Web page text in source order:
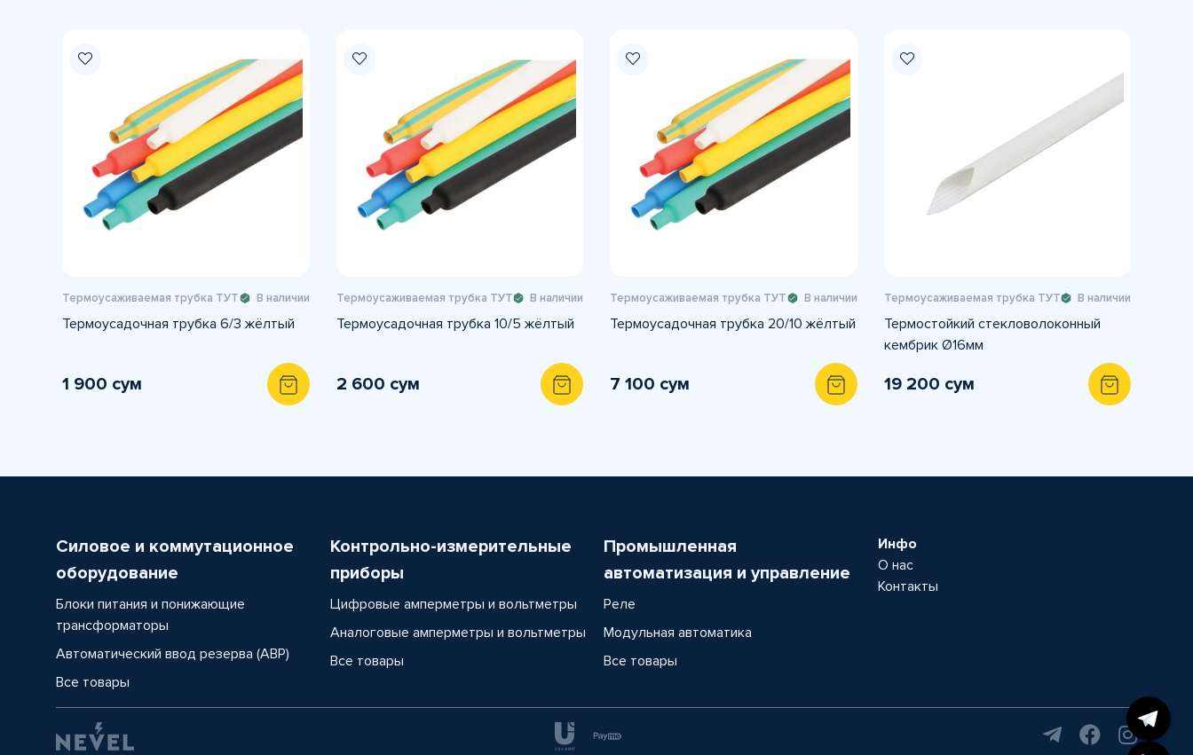
Термоусаживаемая трубка ТУТ В наличии
Термоусадочная трубка 6/3 жёлтый
1 900 сум
Термоусаживаемая трубка ТУТ В наличии
Термоусадочная трубка 10/5 жёлтый
2 600 сум
Термоусаживаемая трубка ТУТ В наличии
Термоусадочная трубка 20/10 жёлтый
7 100 сум
Термоусаживаемая трубка ТУТ В наличии
Термостойкий стекловолоконный
кембрик Ø16мм
19 200 сум
Силовое и коммутационное
оборудование
Блоки питания и понижающие
трансформаторы
Автоматический ввод резерва (АВР)
Все товары
Контрольно-измерительные
приборы
Цифровые амперметры и вольтметры
Аналоговые амперметры и вольтметры
Все товары
Промышленная
автоматизация и управление
Реле
Модульная автоматика
Все товары
Инфо
О нас
Контакты